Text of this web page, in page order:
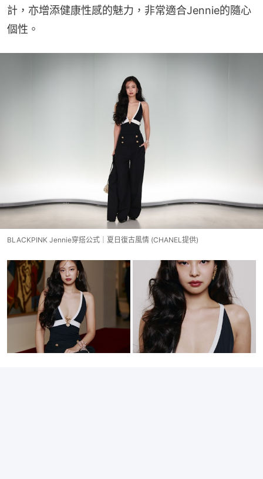
計，亦增添健康性感的魅力，非常適合Jennie的隨心
個性。
BLACKPINK Jennie穿搭公式｜夏日復古風情 (CHANEL提供)